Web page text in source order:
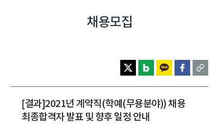
채용모집
[결과]2021년 계약직(학예(무용분야)) 채용
최종합격자 발표 및 향후 일정 안내